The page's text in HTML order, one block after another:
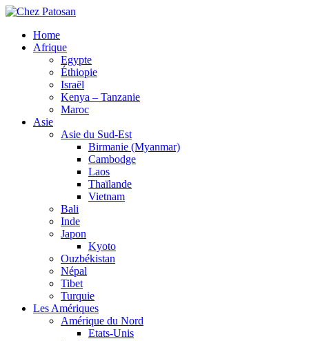
Home
Afrique
Egypte
Éthiopie
Israël
Kenya – Tanzanie
Maroc
Asie
Asie du Sud-Est
Birmanie (Myanmar)
Cambodge
Laos
Thaïlande
Vietnam
Bali
Inde
Japon
Kyoto
Ouzbékistan
Népal
Tibet
Turquie
Les Amériques
Amérique du Nord
Etats-Unis